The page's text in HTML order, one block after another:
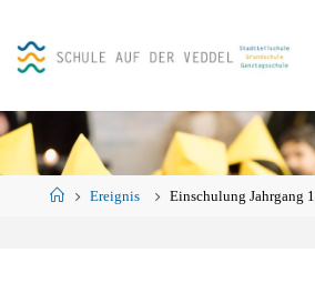
content
HomeEreignis Einschulung Jahrgang 1